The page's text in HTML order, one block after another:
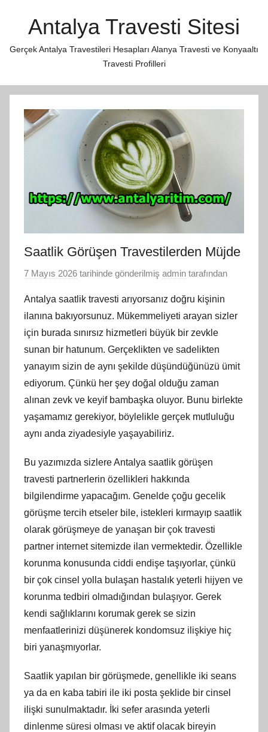
Antalya Travesti Sitesi
Gerçek Antalya Travestileri Hesapları Alanya Travesti ve Konyaaltı
Travesti Profilleri
Saatlik Görüşen Travestilerden Müjde
7 Mayıs 2026 tarihinde gönderilmiş admin tarafından
Antalya saatlik travesti arıyorsanız doğru kişinin
ilanına bakıyorsunuz. Mükemmeliyeti arayan sizler
için burada sınırsız hizmetleri büyük bir zevkle
sunan bir hatunum. Gerçeklikten ve sadelikten
yanayım sizin de aynı şekilde düşündüğünüzü ümit
ediyorum. Çünkü her şey doğal olduğu zaman
alınan zevk ve keyif bambaşka oluyor. Bunu birlekte
yaşamamız gerekiyor, böylelikle gerçek mutluluğu
aynı anda ziyadesiyle yaşayabiliriz.
Bu yazımızda sizlere Antalya saatlik görüşen
travesti partnerlerin özellikleri hakkında
bilgilendirme yapacağım. Genelde çoğu gecelik
görüşme tercih etseler bile, istekleri kırmayıp saatlik
olarak görüşmeye de yanaşan bir çok travesti
partner internet sitemizde ilan vermektedir. Özellikle
korunma konusunda ciddi endişe taşıyorlar, çünkü
bir çok cinsel yolla bulaşan hastalık yeterli hijyen ve
korunma tedbiri olmadığından bulaşıyor. Gerek
kendi sağlıklarını korumak gerek se sizin
menfaatlerinizi düşünerek kondomsuz ilişkiye hiç
biri yanaşmıyorlar.
Saatlik yapılan bir görüşmede, genellikle iki seans
ya da en kaba tabiri ile iki posta şeklide bir cinsel
ilişki sunulmaktadır. İki sefer arasında yeterli
dinlenme süresi olması ve aktif olacak bireyin